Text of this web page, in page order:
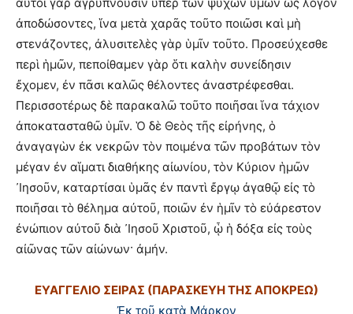
ἀποδώσοντες, ἵνα μετὰ χαρᾶς τοῦτο ποιῶσι καὶ μὴ
στενάζοντες, ἀλυσιτελὲς γὰρ ὑμῖν τοῦτο. Προσεύχεσθε
περὶ ἡμῶν, πεποίθαμεν γὰρ ὅτι καλὴν συνείδησιν
ἔχομεν, ἐν πᾶσι καλῶς θέλοντες ἀναστρέφεσθαι.
Περισσοτέρως δὲ παρακαλῶ τοῦτο ποιῆσαι ἵνα τάχιον
ἀποκατασταθῶ ὑμῖν. Ὁ δὲ Θεὸς τῆς εἰρήνης, ὁ
ἀναγαγὼν ἐκ νεκρῶν τὸν ποιμένα τῶν προβάτων τὸν
μέγαν ἐν αἵματι διαθήκης αἰωνίου, τὸν Κύριον ἡμῶν
᾽Ιησοῦν, καταρτίσαι ὑμᾶς ἐν παντὶ ἔργῳ ἀγαθῷ εἰς τὸ
ποιῆσαι τὸ θέλημα αὐτοῦ, ποιῶν ἐν ἡμῖν τὸ εὐάρεστον
ἐνώπιον αὐτοῦ διὰ ᾽Ιησοῦ Χριστοῦ, ᾧ ἡ δόξα εἰς τοὺς
αἰῶνας τῶν αἰώνων· ἀμήν.
ΕΥΑΓΓΕΛΙΟ ΣΕΙΡΑΣ (ΠΑΡΑΣΚΕΥΗ ΤΗΣ ΑΠΟΚΡΕΩ)
Ἐκ τοῦ κατὰ Μάρκον